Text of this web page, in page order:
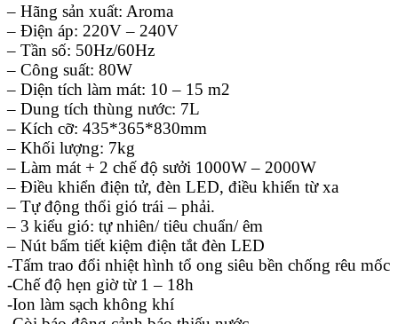
– Hãng sản xuất: Aroma
– Điện áp: 220V – 240V
– Tần số: 50Hz/60Hz
– Công suất: 80W
– Diện tích làm mát: 10 – 15 m2
– Dung tích thùng nước: 7L
– Kích cỡ: 435*365*830mm
– Khối lượng: 7kg
– Làm mát + 2 chế độ sưởi 1000W – 2000W
– Điều khiển điện tử, đèn LED, điều khiển từ xa
– Tự động thổi gió trái – phải.
– 3 kiểu gió: tự nhiên/ tiêu chuẩn/ êm
– Nút bấm tiết kiệm điện tắt đèn LED
-Tấm trao đổi nhiệt hình tổ ong siêu bền chống rêu mốc
-Chế độ hẹn giờ từ 1 – 18h
-Ion làm sạch không khí